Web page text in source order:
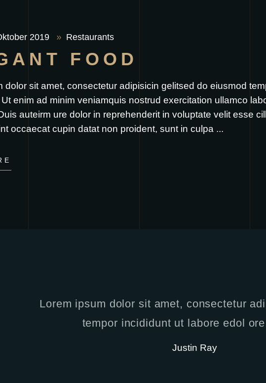
2019 Restaurants
FOOD
dolor sit amet, consectetur adipisicin gelitsed do eiusmod
enim ad minim veniamquis nostrud exercitation ullamco
auteirm ure dolor in reprehenderit in voluptate velit esse
occaecat cupin datat non proident, sunt in culpa
Lorem ipsum dolor sit amet, consectetur
tempor incididunt ut labore edol
Justin Ray